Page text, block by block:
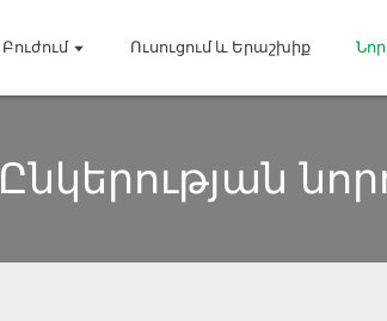
Բուժում Ուսուցում ԵՒ Երաշխիք
Ընկերության